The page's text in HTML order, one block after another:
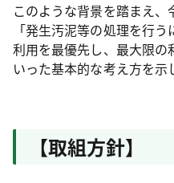
このような背景を踏まえ、
「発生汚泥等の処理を行
利用を最優先し、最大限の
いった基本的な考え方を示
【取組方針】